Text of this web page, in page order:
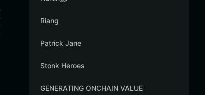
Riang
Patrick Jane
Stonk Heroes
GENERATING ONCHAIN VALUE